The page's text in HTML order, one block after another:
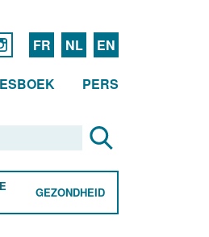
FR NL EN
PERS
GEZONDHEID